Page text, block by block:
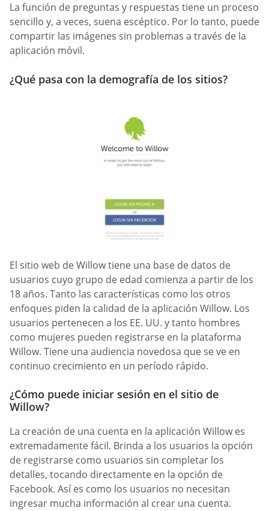
La función de preguntas y respuestas tiene un proceso
sencillo y, a veces, suena escéptico. Por lo tanto, puede
compartir las imágenes sin problemas a través de la
aplicación móvil.
¿Qué pasa con la demografía de los sitios?
El sitio web de Willow tiene una base de datos de
usuarios cuyo grupo de edad comienza a partir de los
18 años. Tanto las características como los otros
enfoques piden la calidad de la aplicación Willow. Los
usuarios pertenecen a los EE. UU. y tanto hombres
como mujeres pueden registrarse en la plataforma
Willow. Tiene una audiencia novedosa que se ve en
continuo crecimiento en un período rápido.
¿Cómo puede iniciar sesión en el sitio de
Willow?
La creación de una cuenta en la aplicación Willow es
extremadamente fácil. Brinda a los usuarios la opción
de registrarse como usuarios sin completar los
detalles, tocando directamente en la opción de
Facebook. Así es como los usuarios no necesitan
ingresar mucha información al crear una cuenta.